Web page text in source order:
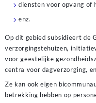
diensten voor opvang of
enz.
Op dit gebied subsidieert de
verzorgingstehuizen,
voor geestelijke
centra voor dagverzorging,
Ze kan ook eigen
betrekking hebben op